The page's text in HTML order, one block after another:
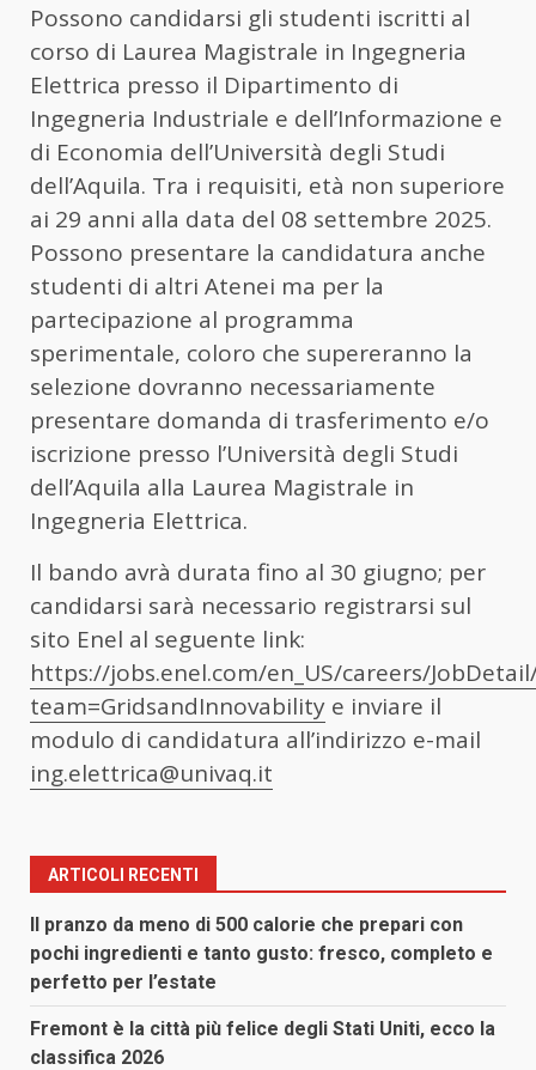
Possono candidarsi gli studenti iscritti al
corso di Laurea Magistrale in Ingegneria
Elettrica presso il Dipartimento di
Ingegneria Industriale e dell’Informazione e
di Economia dell’Università degli Studi
dell’Aquila. Tra i requisiti, età non superiore
ai 29 anni alla data del 08 settembre 2025.
Possono presentare la candidatura anche
studenti di altri Atenei ma per la
partecipazione al programma
sperimentale, coloro che supereranno la
selezione dovranno necessariamente
presentare domanda di trasferimento e/o
iscrizione presso l’Università degli Studi
dell’Aquila alla Laurea Magistrale in
Ingegneria Elettrica.
Il bando avrà durata fino al 30 giugno; per
candidarsi sarà necessario registrarsi sul
sito Enel al seguente link:
https://jobs.enel.com/en_US/careers/
team=GridsandInnovability e inviare il
modulo di candidatura all’indirizzo e-mail
ing.elettrica@univaq.it
ARTICOLI RECENTI
Il pranzo da meno di 500 calorie che prepari con
pochi ingredienti e tanto gusto: fresco, completo e
perfetto per l’estate
Fremont è la città più felice degli Stati Uniti, ecco la
classifica 2026